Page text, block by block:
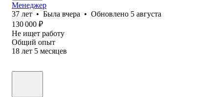
Менеджер
37 лет • Была вчера • Обновлено 5 августа
130 000 ₽
Не ищет работу
Общий опыт
18 лет 5 месяцев